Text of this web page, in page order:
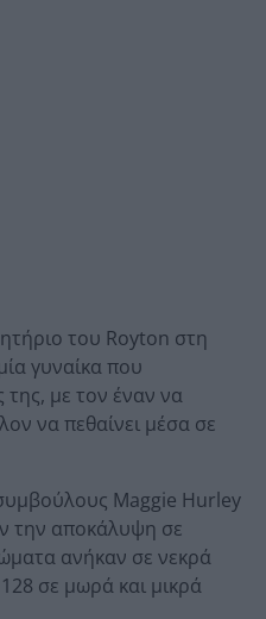
του Royton στη
γυναίκα που
με τον έναν να
να πεθαίνει μέσα σε
Maggie Hurley
την αποκάλυψη σε
ανήκαν σε νεκρά
σε μωρά και μικρά